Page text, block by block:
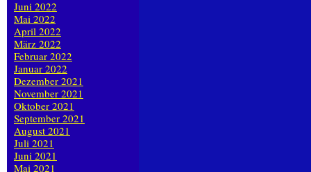
Juni 2022
Mai 2022
April 2022
März 2022
Februar 2022
Januar 2022
Dezember 2021
November 2021
Oktober 2021
September 2021
August 2021
Juli 2021
Juni 2021
Mai 2021